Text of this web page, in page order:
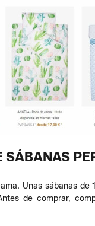
SÁBANAS
Unas sábanas
de comprar,